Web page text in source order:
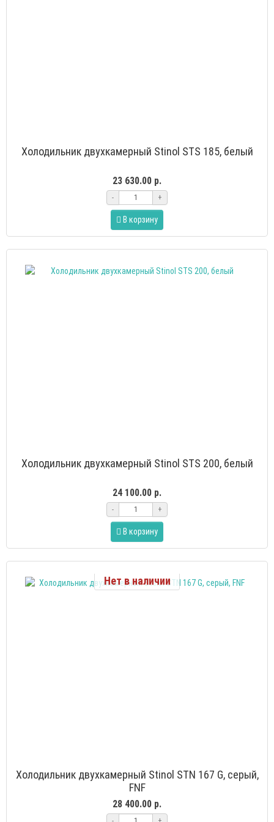
Холодильник двухкамерный Stinol STS 185, белый
23 630.00 р.
- +
В корзину
Холодильник двухкамерный Stinol STS 200, белый
24 100.00 р.
- +
В корзину
Нет в наличии
Холодильник двухкамерный Stinol STN 167 G, серый,
FNF
28 400.00 р.